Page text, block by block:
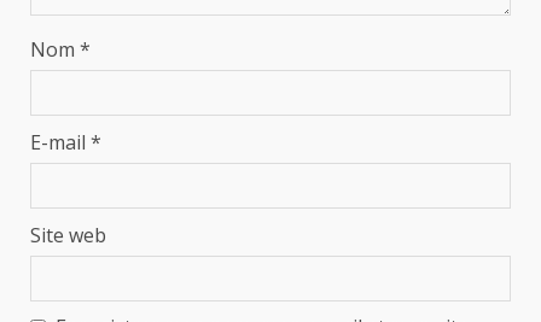
Nom *
E-mail *
Site web